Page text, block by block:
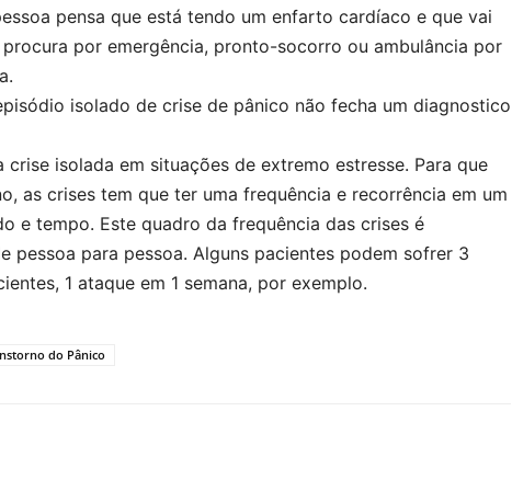
pensa que está tendo um enfarto cardíaco e que vai
por emergência, pronto-socorro ou ambulância por
isolado de crise de pânico não fecha um diagnostico
crise isolada em situações de extremo estresse. Para que
as crises tem que ter uma frequência e recorrência em um
e tempo. Este quadro da frequência das crises é
pessoa para pessoa. Alguns pacientes podem sofrer 3
1 ataque em 1 semana, por exemplo.
do Pânico